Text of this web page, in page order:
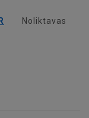
Noliktavas